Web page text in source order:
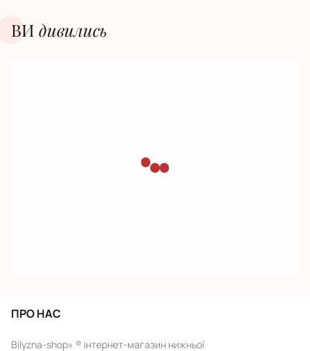
ВИ дивилиcь
ПРО НАС
Bilyzna-shop» ® інтернет-магазин нижньої